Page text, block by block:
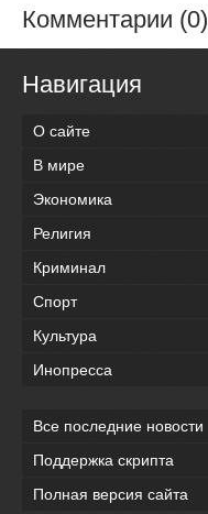
Комментарии (0)
Навигация
О сайте
В мире
Экономика
Религия
Криминал
Спорт
Культура
Инопресса
Все последние новости
Поддержка скрипта
Полная версия сайта